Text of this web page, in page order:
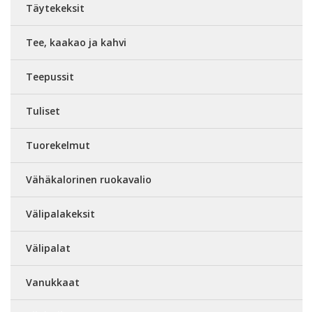
Täytekeksit
Tee, kaakao ja kahvi
Teepussit
Tuliset
Tuorekelmut
Vähäkalorinen ruokavalio
Välipalakeksit
Välipalat
Vanukkaat